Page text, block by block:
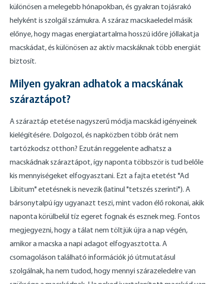
különösen a melegebb hónapokban, és gyakran tojásrakó
helyként is szolgál számukra. A száraz macskaeledel másik
előnye, hogy magas energiatartalma hosszú időre jóllakatja
macskádat, és különösen az aktív macskáknak több energiát
biztosít.
Milyen gyakran adhatok a macskának
száraztápot?
A száraztáp etetése nagyszerű módja macskád igényeinek
kielégítésére. Dolgozol, és napközben több órát nem
tartózkodsz otthon? Ezután reggelente adhatsz a
macskádnak száraztápot, így naponta többször is tud belőle
kis mennyiségeket elfogyasztani. Ezt a fajta etetést "Ad
Libitum" etetésnek is nevezik (latinul "tetszés szerinti"). A
bársonytalpú így ugyanazt teszi, mint vadon élő rokonai, akik
naponta körülbelül tíz egeret fognak és esznek meg. Fontos
megjegyezni, hogy a tálat nem töltjük újra a nap végén,
amikor a macska a napi adagot elfogyasztotta. A
csomagoláson található információk jó útmutatásul
szolgálnak, ha nem tudod, hogy mennyi szárazeledelre van